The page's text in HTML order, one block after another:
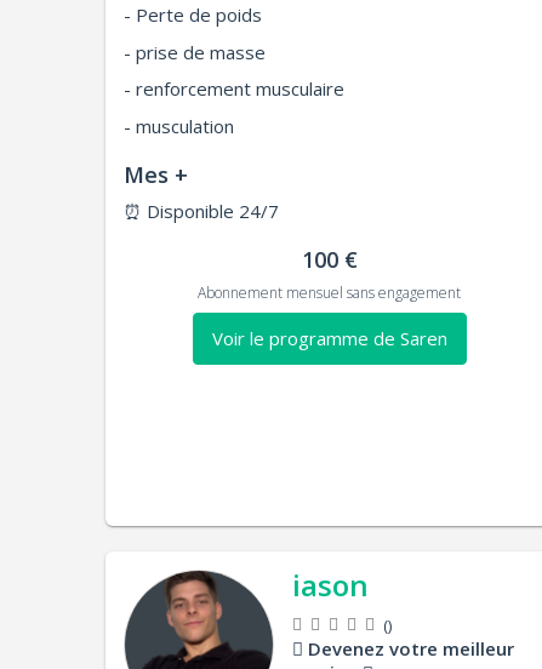
- Perte de poids
- prise de masse
- renforcement musculaire
- musculation
Mes +
⏰ Disponible 24/7
100 €
Abonnement mensuel sans engagement
Voir le programme de Saren
iason
()
Devenez votre meilleur